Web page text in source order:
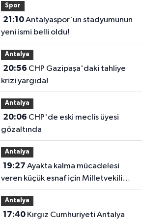
Spor
21:10Antalyaspor'un stadyumunun
yeni ismi belli oldu!
Antalya
20:56
krizi yargıda!
Antalya
20:06
gözaltında
Antalya
19:27
veren küçük esnaf için Milletvekili
Kaya'dan Meclis'te çağrı
Antalya
17:40Kırgız Cumhuriyeti Antalya